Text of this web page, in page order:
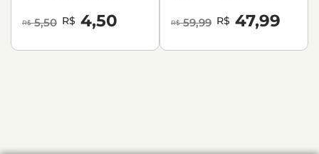
R$5,50 R$ 4,50 R$59,99 R$ 47,99